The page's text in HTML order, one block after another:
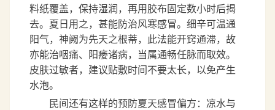
料纸覆盖，保持湿润，再用胶布固定数小时后揭
去。夏日用之，甚能防治风寒感冒。细辛可温通
阳气，神阙为先天之根蒂，此法能开窍通滞，故
亦能治咽痛、阳痿诸病，当属通畅任脉而取效。
皮肤过敏者，建议贴敷时间不要太长，以免产生
水泡。
民间还有这样的预防夏天感冒偏方：凉水与